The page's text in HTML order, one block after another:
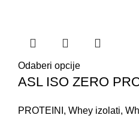
Odaberi opcije
ASL ISO ZERO
PROTEINI , Whey izolati,